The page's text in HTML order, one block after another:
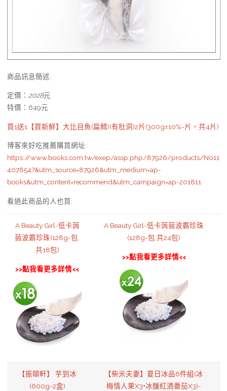
商品訊息簡述:
定價： 2028元
特價： 649元
買1送1【買新鮮】大比目魚(扁鱈)(有肚洞)2片(300g±10%-片，共4片)
博客來好吃推薦購買網址:
https://www.books.com.tw/exep/assp.php/87926/products/N011
407854?&utm_source=87926&utm_medium=ap-
books&utm_content=recommend&utm_campaign=ap-201811
看過此商品的人也買:
A Beauty Girl-低卡蒟
蒻波霸珍珠(128g-包,
共18包)
>>點我看更多詳情<<
A Beauty Girl-低卡蒟蒻波霸珍珠
(128g-包,共24包)
>>點我看更多詳情<<
【振頤軒】 芋到冰
(600g-2盒)
【柴米夫妻】夏日冰品6件組(冰
梅情人果X3+冰釀紅酒番茄X3)-